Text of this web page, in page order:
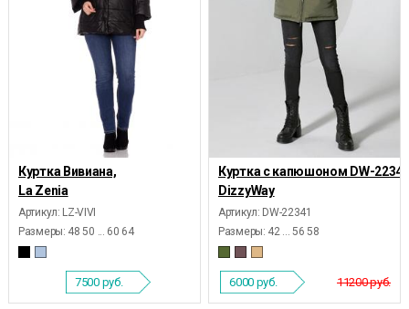
Куртка Вивиана,
La Zenia
Артикул: LZ-VIVI
Размеры: 48 50 ... 60 64
7500 руб.
Куртка с капюшоном DW-
DizzyWay
Артикул: DW-22341
Размеры: 42 ... 56 58
11200 руб.
6000 руб.